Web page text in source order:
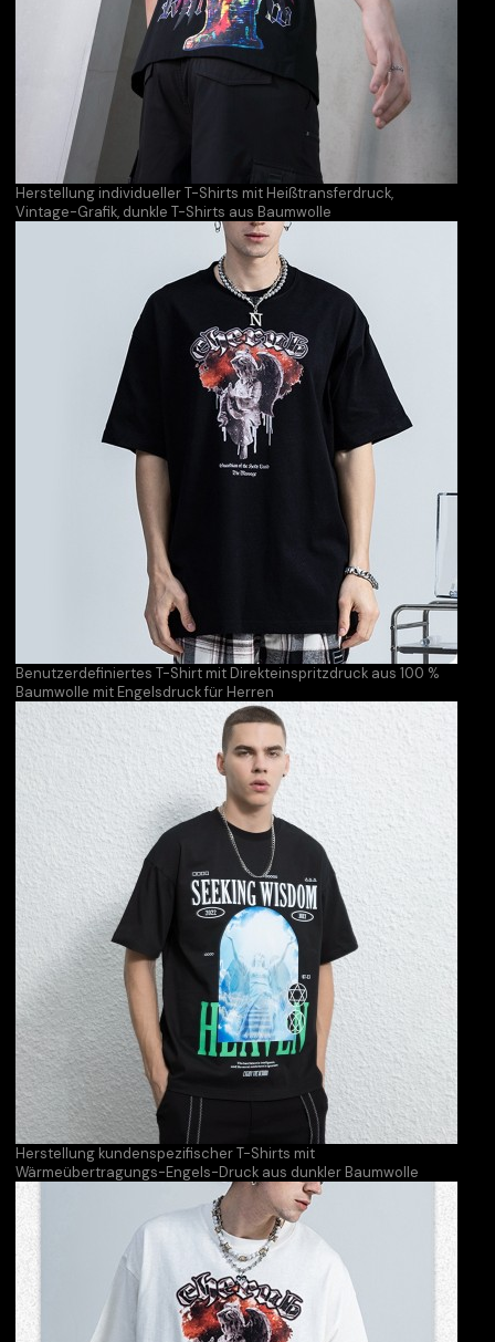
Herstellung individueller T-Shirts mit Heißtransferdruck,
Vintage-Grafik, dunkle T-Shirts aus Baumwolle
Benutzerdefiniertes T-Shirt mit Direkteinspritzdruck aus 100 %
Baumwolle mit Engelsdruck für Herren
Herstellung kundenspezifischer T-Shirts mit
Wärmeübertragungs-Engels-Druck aus dunkler Baumwolle